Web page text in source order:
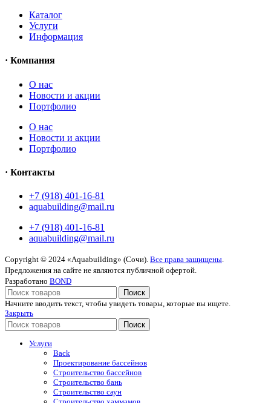
Каталог
Услуги
Информация
· Компания
O нас
Новости и акции
Портфолио
O нас
Новости и акции
Портфолио
· Контакты
+7 (918) 401-16-81
aquabuilding@mail.ru
+7 (918) 401-16-81
aquabuilding@mail.ru
Copyright © 2024 «Aquabuilding» (Сочи). Все права защищены.
Предложения на сайте не являются публичной офертой.
Разработано BOND
Поиск
Начните вводить текст, чтобы увидеть товары, которые вы ищете.
Закрыть
Поиск
Услуги
Back
Проектирование бассейнов
Строительство бассейнов
Строительство бань
Строительство саун